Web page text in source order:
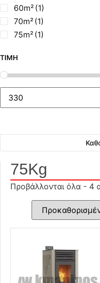
60m² (1)
70m² (1)
75m² (1)
ΤΙΜΉ
75Kg
Προβάλλονται όλα - 4